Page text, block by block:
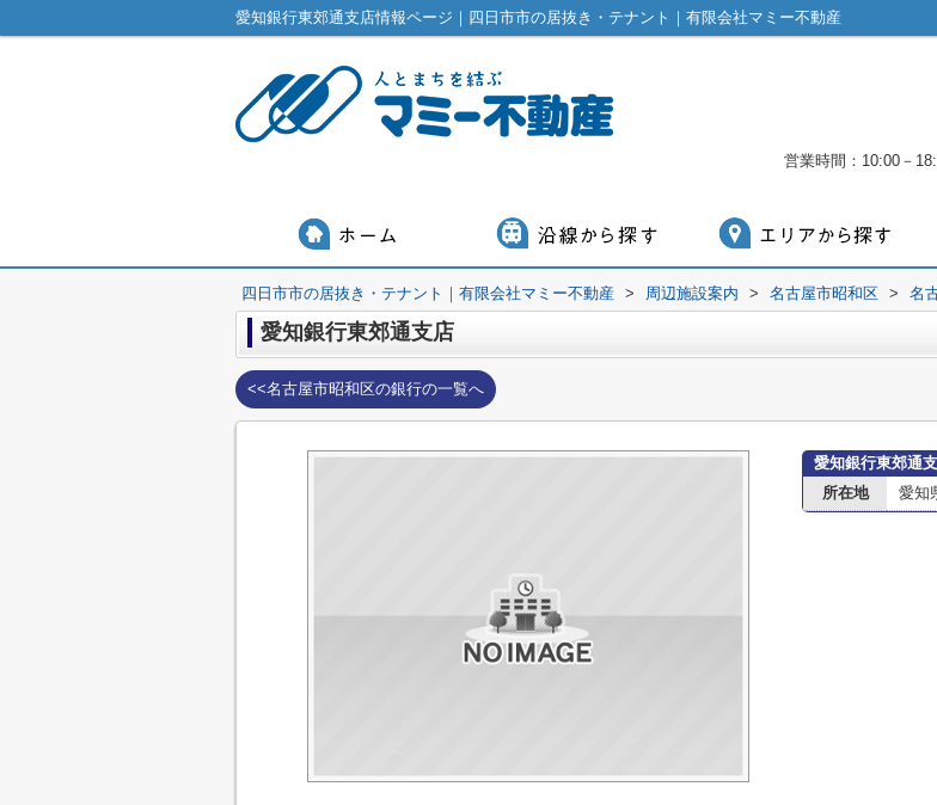
愛知銀行東郊通支店情報ページ｜四日市市の居抜き・テナント｜有限会社マミー不動産
営業時間：10:00－
四日市市の居抜き・テナント｜有限会社マミー不動産 > 周辺施設案内 > 名古屋市昭和区 > 名
愛知銀行東郊通支店
<<名古屋市昭和区の銀行の一覧へ
愛知銀行東郊通
所在地
愛知